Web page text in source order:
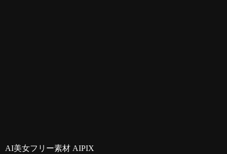
AI美女フリー素材 AIPIX